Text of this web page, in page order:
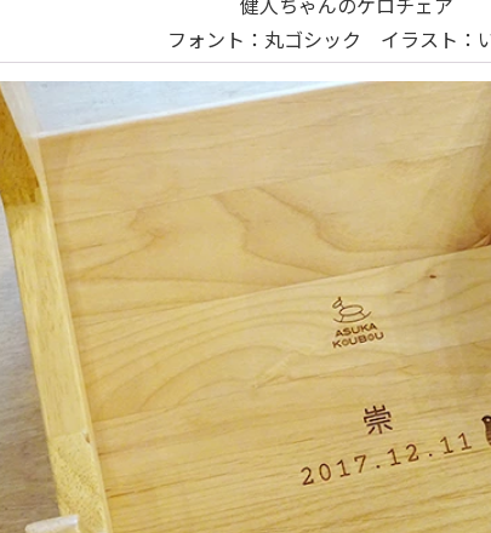
フォント：丸ゴシック イラスト：